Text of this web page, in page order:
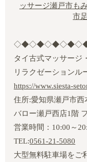
ッサージ瀬戸市も
市
タイ古式マッサージ
リラクゼーションル
https://www.siesta-
住所:愛知県瀬戸市西
バロー瀬戸西店1階
営業時間：10:00～
TEL:0561-21-5080
大型無料駐車場をご